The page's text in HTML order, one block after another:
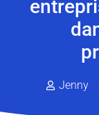
Jenny